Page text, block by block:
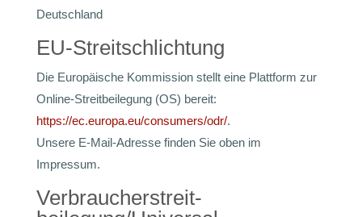
Deutschland
EU-Streitschlichtung
Die Europäische Kommission stellt eine Plattform zur
Online-Streitbeilegung (OS) bereit:
https://ec.europa.eu/consumers/odr/.
Unsere E-Mail-Adresse finden Sie oben im
Impressum.
Verbraucher­streit­